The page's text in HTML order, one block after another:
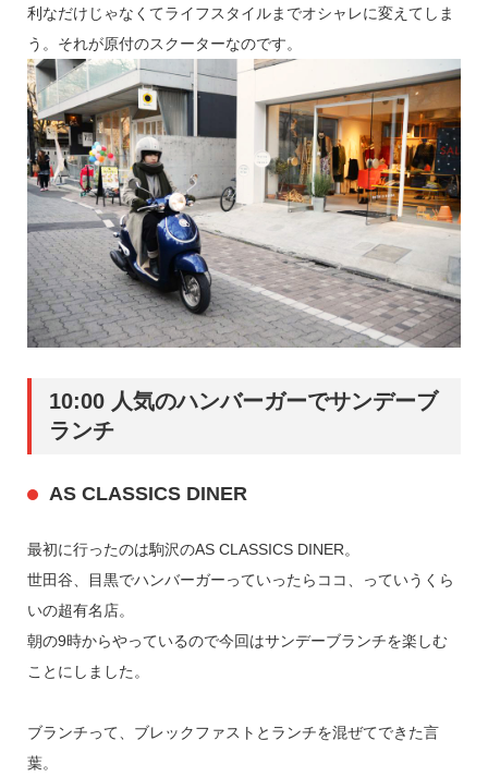
利なだけじゃなくてライフスタイルまでオシャレに変えてしま
う。それが原付のスクーターなのです。
10:00 人気のハンバーガーでサンデーブ
ランチ
AS CLASSICS DINER
最初に行ったのは駒沢のAS CLASSICS DINER。
世田谷、目黒でハンバーガーっていったらココ、っていうくら
いの超有名店。
朝の9時からやっているので今回はサンデーブランチを楽しむ
ことにしました。
ブランチって、ブレックファストとランチを混ぜてできた言
葉。